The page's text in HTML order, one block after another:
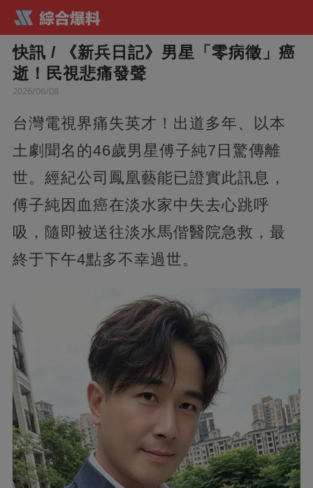
快訊 / 《新兵日記》男星「零病徵」癌
逝！民視悲痛發聲
2026/06/08
台灣電視界痛失英才！出道多年、以本
土劇聞名的46歲男星傅子純7日驚傳離
世。經紀公司鳳凰藝能已證實此訊息，
傅子純因血癌在淡水家中失去心跳呼
吸，隨即被送往淡水馬偕醫院急救，最
終于下午4點多不幸過世。